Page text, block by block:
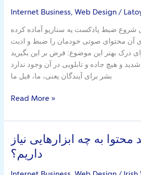
Internet Business, Web Design /
شروع ضبط پادکست یه سناریو آماده کرده
آن محتوای صوتی خودمان را ضبط و ادیت
درک بهتر این موضوع: فرض بر این بگیرید
و هیچ جاده و تابلویی در آن وجود ندارد
بشر برای آیندگان یعنی، ما، قبل ما
Ideas
مشاور
سئو
Read More »
محتوا به چه ابزارهایی نیاز
داریم؟
برای
تولید
محتوا
به